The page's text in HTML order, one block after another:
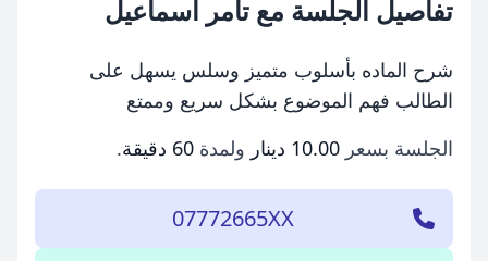
تفاصيل الجلسة مع تامر اسماعيل
شرح الماده بأسلوب متميز وسلس يسهل على
الطالب فهم الموضوع بشكل سريع وممتع
الجلسة بسعر 10.00 دينار ولمدة 60 دقيقة .
07772665XX